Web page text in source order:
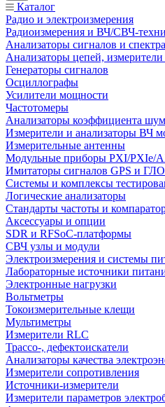
Каталог
Радио и электроизмерения
Радиоизмерения и ВЧ/СВЧ-
Анализаторы сигналов и спектра
Анализаторы цепей,
Генераторы сигналов
Осциллографы
Усилители мощности
Частотомеры
Анализаторы коэффициента
Измерители и анализаторы ВЧ
Измерительные антенны
Модульные приборы PXI/PXIe/
Имитаторы сигналов GPS и
Системы и комплексы
Логические анализаторы
Стандарты частоты и
Аксессуары и опции
SDR и RFSoC‑платформы
СВЧ узлы и модули
Электроизмерения и системы
Лабораторные источники
Электронные нагрузки
Вольтметры
Токоизмерительные клещи
Мультиметры
Измерители RLC
Трассо-, дефектоискатели
Анализаторы качества
Измерители сопротивления
Источники-измерители
Измерители параметров